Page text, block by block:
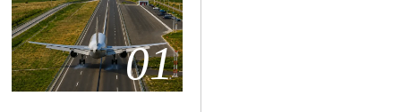
01